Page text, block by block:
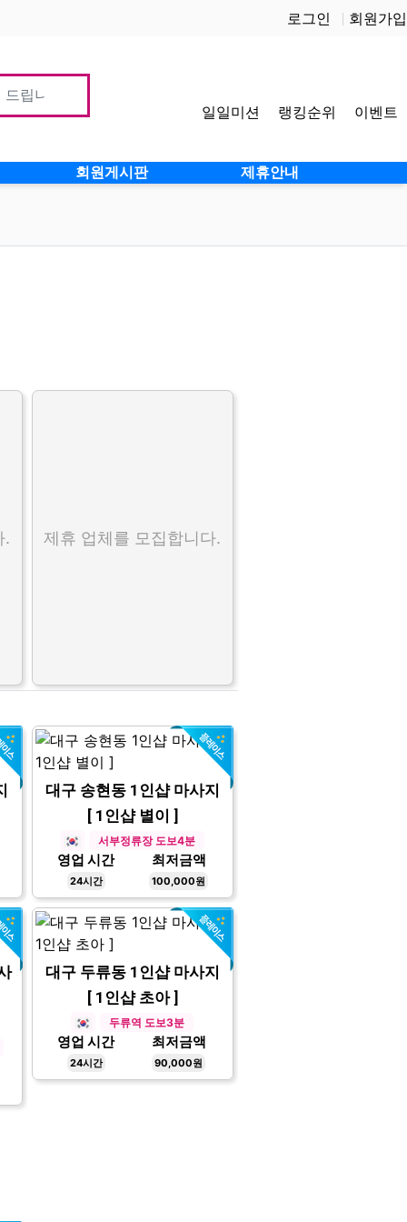
로그인 회원가입
일일미션 랭킹순위 이벤트
회원게시판 제휴안내
. 제휴 업체를 모집합니다.
대구 송현동 1인샵 마사지
[ 1인샵 별이 ]
서부정류장 도보4분
영업 시간
24시간
최저금액
100,000원
대구 두류동 1인샵 마사지
[ 1인샵 초아 ]
두류역 도보3분
영업 시간
24시간
최저금액
90,000원